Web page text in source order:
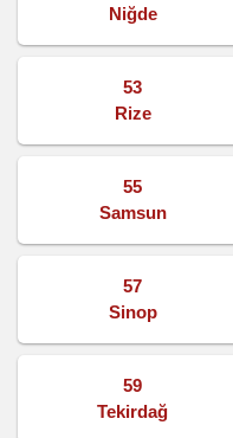
Niğde
53
Rize
55
Samsun
57
Sinop
59
Tekirdağ